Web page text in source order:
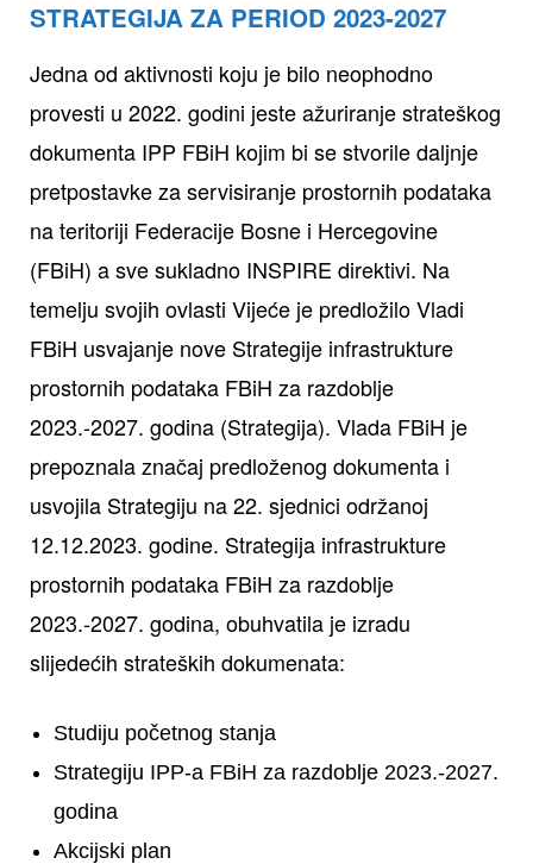
STRATEGIJA ZA PERIOD 2023-2027
Jedna od aktivnosti koju je bilo neophodno
provesti u 2022. godini jeste ažuriranje strateškog
dokumenta IPP FBiH kojim bi se stvorile daljnje
pretpostavke za servisiranje prostornih podataka
na teritoriji Federacije Bosne i Hercegovine
(FBiH) a sve sukladno INSPIRE direktivi. Na
temelju svojih ovlasti Vijeće je predložilo Vladi
FBiH usvajanje nove Strategije infrastrukture
prostornih podataka FBiH za razdoblje
2023.-2027. godina (Strategija). Vlada FBiH je
prepoznala značaj predloženog dokumenta i
usvojila Strategiju na 22. sjednici održanoj
12.12.2023. godine. Strategija infrastrukture
prostornih podataka FBiH za razdoblje
2023.-2027. godina, obuhvatila je izradu
slijedećih strateških dokumenata:
Studiju početnog stanja
Strategiju IPP-a FBiH za razdoblje 2023.-2027.
godina
Akcijski plan